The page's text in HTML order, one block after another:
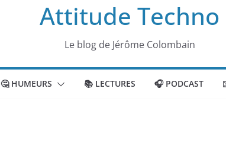
Attitude Techno
Le blog de Jérôme Colombain
🤔 HUMEURS 📚 LECTURES 🎧 PODCAST